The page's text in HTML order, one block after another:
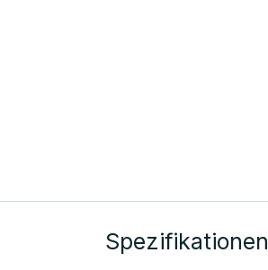
Spezifikationen